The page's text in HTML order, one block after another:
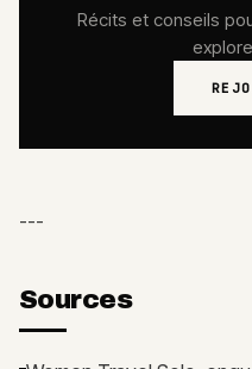
Récits et conseils
---
Sources